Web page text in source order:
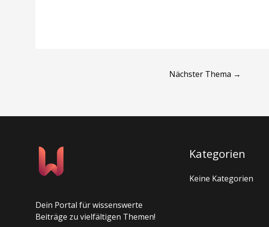
Nächster Thema →
Dein Portal für wissenswerte
Beiträge zu vielfältigen Themen!
Kategorien
Keine Kategorien